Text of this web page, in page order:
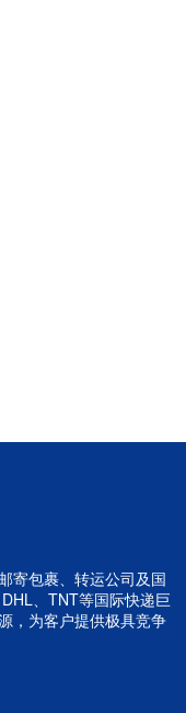
寄包裹、转运公司及国
、TNT等国际快递巨
，为客户提供极具竞争